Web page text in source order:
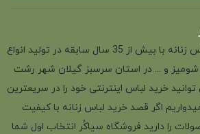
فروشگاه سیاکُر فروش لباس زنانه با بیش از 35 سال سابقه در تولید انواع
شومیز و ... در استان سرسبز گیلان شهر رشت
خرید لباس اینترنتی خود را در سریعترین
اگر قصد خرید لباس زنانه با کیفیت
را دارید فروشگاه سیاکُر انتخاب اول شما